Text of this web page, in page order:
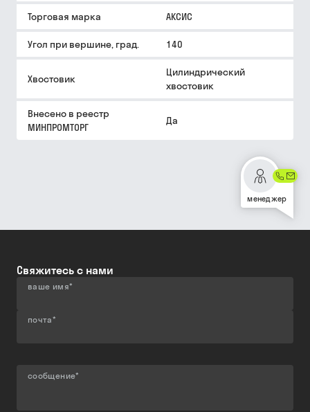
Торговая марка АКСИС
Угол при вершине, град. 140
Хвостовик
Цилиндрический
хвостовик
Внесено в реестр
МИНПРОМТОРГ
Да
менеджер
Свяжитесь с нами
ваше имя*
почта*
сообщение*